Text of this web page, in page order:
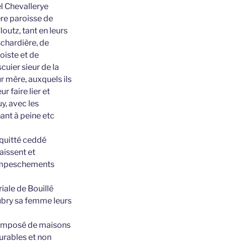
Chevallerye
paroisse de
tant en leurs
de
et de
sieur de la
mère, auxquels ils
faire lier et
avec les
à peine etc
ceddé
et
de Bouillé
sa femme leurs
de maisons
et non